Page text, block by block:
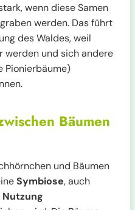
wenn diese Samen
werden. Das führt
des Waldes, weil
werden und sich andere
Pionierbäume)
Bäumen
und Bäumen
Symbiose, auch